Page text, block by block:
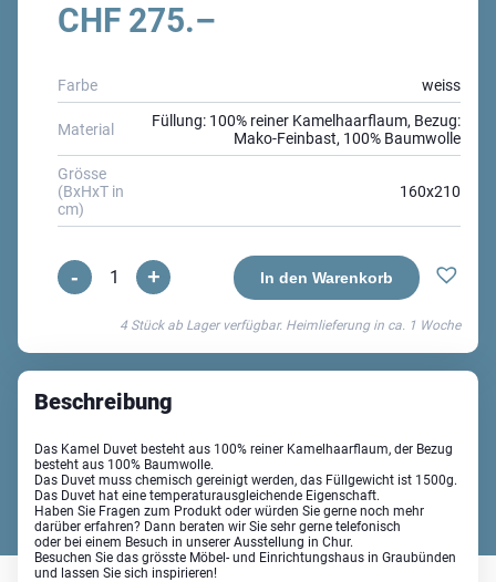
CHF 275.–
Farbe weiss
Material
Füllung: 100% reiner Kamelhaarflaum, Bezug:
Mako-Feinbast, 100% Baumwolle
Grösse
(BxHxT in
cm)
160x210
-
Kamel
Ganzjahresduvet
Menge
+ In den Warenkorb
4 Stück ab Lager verfügbar. Heimlieferung in ca. 1 Woche
Beschreibung
Das Kamel Duvet besteht aus 100% reiner Kamelhaarflaum, der Bezug
besteht aus 100% Baumwolle.
Das Duvet muss chemisch gereinigt werden, das Füllgewicht ist 1500g.
Das Duvet hat eine temperaturausgleichende Eigenschaft.
Haben Sie Fragen zum Produkt oder würden Sie gerne noch mehr
darüber erfahren? Dann beraten wir Sie sehr gerne telefonisch
oder bei einem Besuch in unserer Ausstellung in Chur.
Besuchen Sie das grösste Möbel- und Einrichtungshaus in Graubünden
und lassen Sie sich inspirieren!